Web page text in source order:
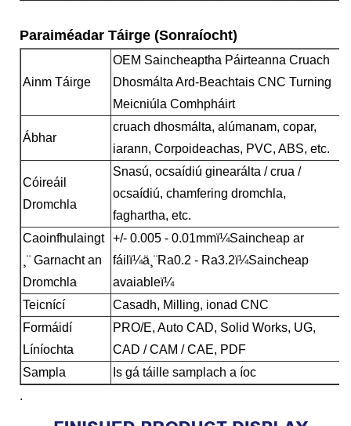
Paraiméadar Táirge (Sonraíocht)
Ainm Táirge
OEM Saincheaptha Páirteanna Cruach
Dhosmálta Ard-Beachtais CNC Turning
Meicniúla Comhpháirt
Ábhar
cruach dhosmálta, alúmanam, copar,
iarann, Corpoideachas, PVC, ABS, etc.
Cóireáil
Dromchla
Snasú, ocsaídiú ginearálta / crua /
ocsaídiú, chamfering dromchla,
faghartha, etc.
Caoinfhulaingt
¸¨ Garnacht an
Dromchla
+/- 0.005 - 0.01mmï¼Saincheap ar
fáilï¼ä¸¨Ra0.2 - Ra3.2ï¼Saincheap
avaiableï¼
Teicnící
Casadh, Milling, ionad CNC
Formáidí
Líníochta
PRO/E, Auto CAD, Solid Works, UG,
CAD / CAM / CAE, PDF
Sampla
Is gá táille samplach a íoc
.